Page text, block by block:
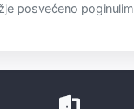
posvećeno